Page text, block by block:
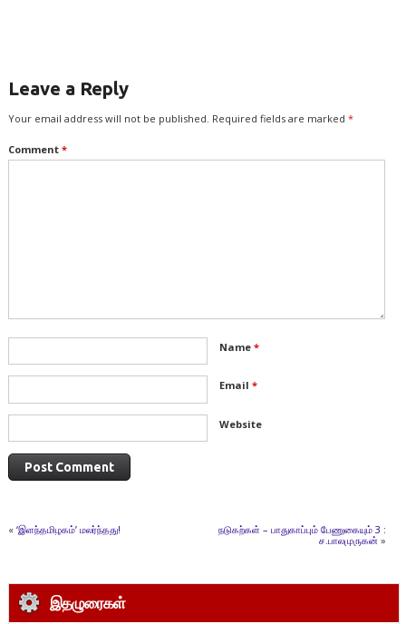
Leave a Reply
Your email address will not be published. Required fields are marked *
Comment *
Name *
Email *
Website
« ‘இளந்தமிழகம்’ மலர்ந்தது!
நடுகற்கள் – பாதுகாப்பும் பேணுகையும் 3 :
ச.பாலமுருகன் »
இதழுரைகள்